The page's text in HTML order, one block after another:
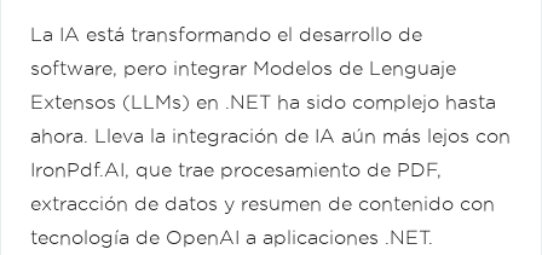
La IA está transformando el desarrollo de
software, pero integrar Modelos de Lenguaje
Extensos (LLMs) en .NET ha sido complejo hasta
ahora. Lleva la integración de IA aún más lejos con
IronPdf.AI, que trae procesamiento de PDF,
extracción de datos y resumen de contenido con
tecnología de OpenAI a aplicaciones .NET.